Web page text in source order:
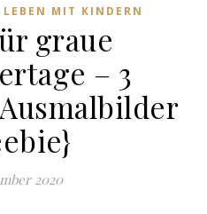
LEBEN MIT KINDERN
graue
– 3
2020